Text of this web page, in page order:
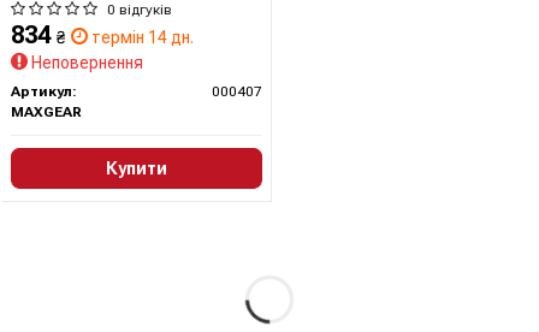
0 відгуків
834 ₴
термін 14 дн.
Неповернення
Артикул:
000407
MAXGEAR
Купити